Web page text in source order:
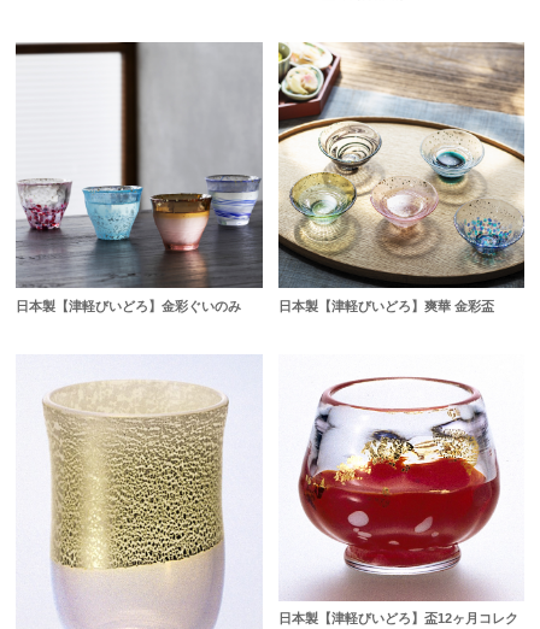
日本製【津軽びいどろ】金彩ぐいのみ 日本製【津軽びいどろ】爽華 金彩盃
日本製【津軽びいどろ】盃12ヶ月コレク